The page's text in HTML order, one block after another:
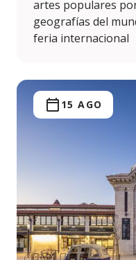
artes populares
geografías del
feria internacional
15 AGO